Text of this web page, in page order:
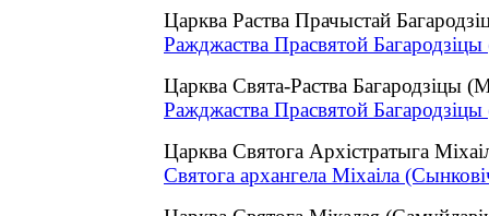
Царква Раства Прачыстай
Ражджаства Прасвятой
Царква Свята-Раства
Ражджаства Прасвятой
Царква Святога Архістратыга
Святога архангела Міхаіла